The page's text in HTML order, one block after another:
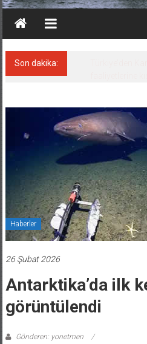
Son dakika:
Haberler
26 Şubat 2026
Antarktika’da ilk
görüntülendi
Gönderen: yonetmen